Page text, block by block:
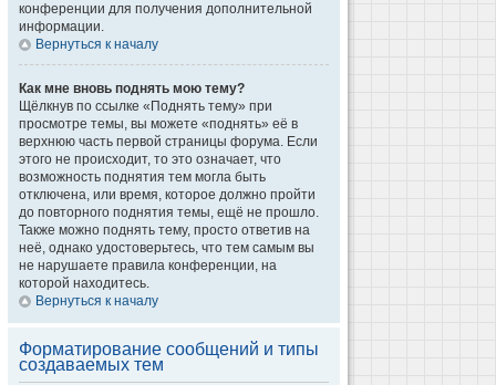
конференции для получения дополнительной
информации.
Вернуться к началу
Как мне вновь поднять мою тему?
Щёлкнув по ссылке «Поднять тему» при
просмотре темы, вы можете «поднять» её в
верхнюю часть первой страницы форума. Если
этого не происходит, то это означает, что
возможность поднятия тем могла быть
отключена, или время, которое должно пройти
до повторного поднятия темы, ещё не прошло.
Также можно поднять тему, просто ответив на
неё, однако удостоверьтесь, что тем самым вы
не нарушаете правила конференции, на
которой находитесь.
Вернуться к началу
Форматирование сообщений и типы
создаваемых тем